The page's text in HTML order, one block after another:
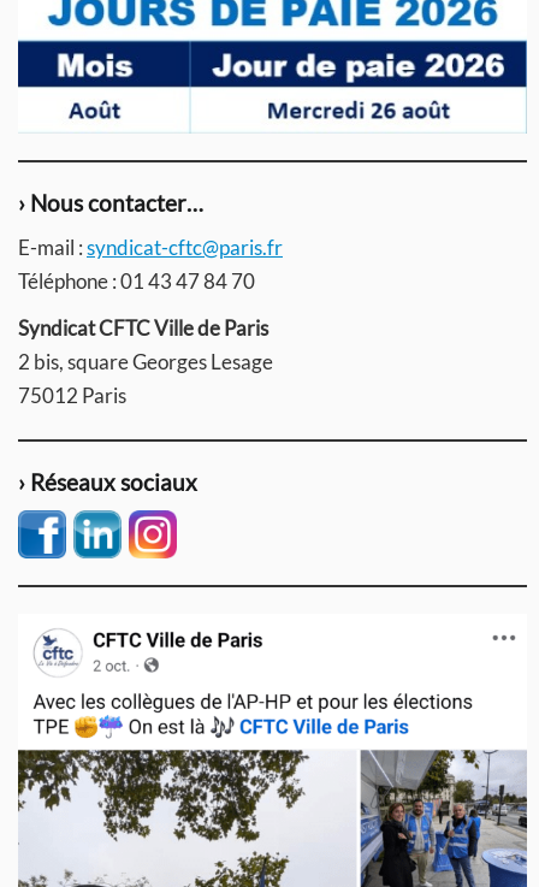
› Nous contacter…
E-mail :syndicat-cftc@paris.fr
Téléphone : 01 43 47 84 70
Syndicat CFTC Ville de Paris
2 bis, square Georges Lesage
75012 Paris
› Réseaux sociaux